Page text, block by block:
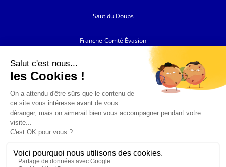
Saut du Doubs
Franche-Comté Évasion
Auberge Franc-Comtoise